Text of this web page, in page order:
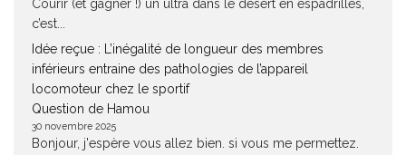
Courir (et gagner !) un ultra dans le désert en espadrilles,
c’est...
Idée reçue : L’inégalité de longueur des membres
inférieurs entraine des pathologies de l’appareil
locomoteur chez le sportif
Question de Hamou
30 novembre 2025
Bonjour, j'espère vous allez bien. si vous me permettez.